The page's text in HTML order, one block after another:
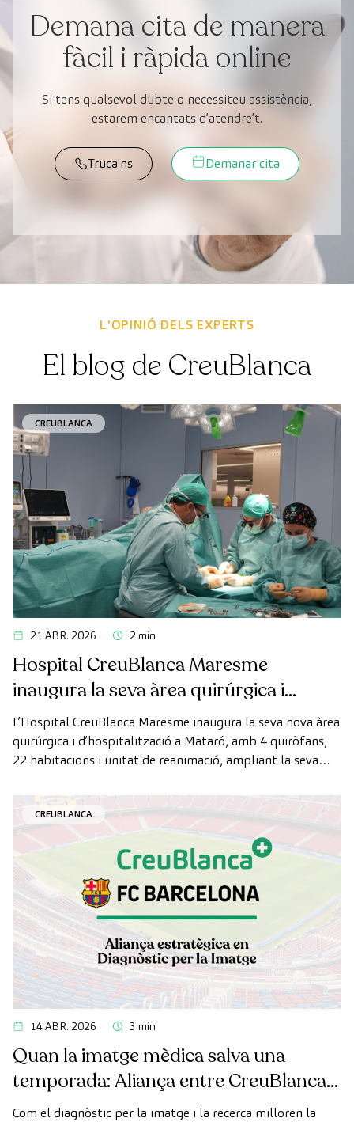
Demana cita de manera
fàcil i ràpida online
Si tens qualsevol dubte o necessiteu assistència,
estarem encantats d’atendre’t.
Truca'ns Demanar cita
L'OPINIÓ DELS EXPERTS
El blog de CreuBlanca
CREUBLANCA
21 ABR. 2026 2 min
Hospital CreuBlanca Maresme
inaugura la seva àrea quirúrgica i
d’hospitalització
L’Hospital CreuBlanca Maresme inaugura la seva nova àrea
quirúrgica i d’hospitalització a Mataró, amb 4 quiròfans,
22 habitacions i unitat de reanimació, ampliant la seva
CREUBLANCA
14 ABR. 2026 3 min
Quan la imatge mèdica salva una
temporada: Aliança entre CreuBlanca i
el FC Barcelona
Com el diagnòstic per la imatge i la recerca milloren la